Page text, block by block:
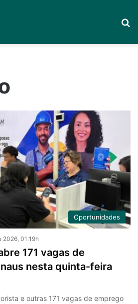
Oportunidades
2026, 01:19h
171 vagas de
nesta quinta-feira
e outras 171 vagas de emprego